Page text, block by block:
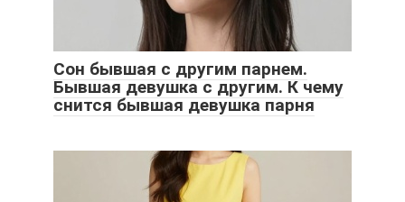
Сон бывшая с другим парнем.
Бывшая девушка с другим. К чему
снится бывшая девушка парня